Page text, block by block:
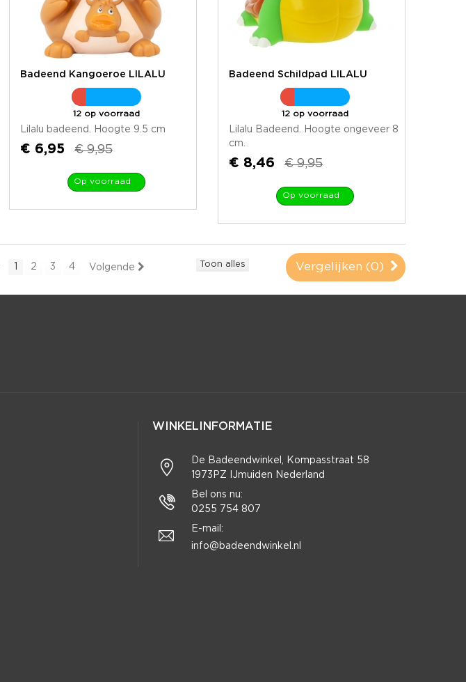
Badeend Kangoeroe LILALU
12 op voorraad
Lilalu badeend. Hoogte 9.5 cm
€ 6,95 € 9,95
Op voorraad
Badeend Schildpad LILALU
12 op voorraad
Lilalu Badeend. Hoogte ongeveer 8
cm.
€ 8,46 € 9,95
Op voorraad
Vergelijken (0)
Toon alles
2 3 4 Volgende
WINKELINFORMATIE
De Badeendwinkel, Kompasstraat 58
1973PZ IJmuiden Nederland
Bel ons nu:
0255 754 807
E-mail:
info@badeendwinkel.nl